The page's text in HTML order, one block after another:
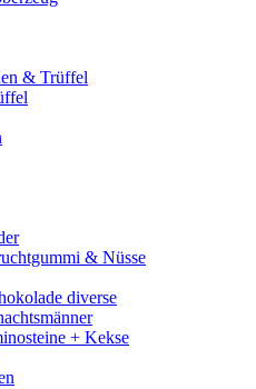
& Trüffel
& Nüsse
diverse
+ Kekse